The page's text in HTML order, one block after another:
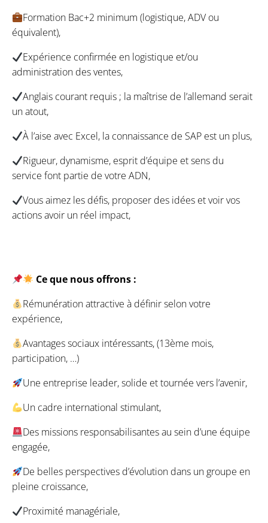
Formation Bac+2 minimum (logistique, ADV ou
équivalent),
Expérience confirmée en logistique et/ou
administration des ventes,
Anglais courant requis ; la maîtrise de l’allemand serait
un atout,
À l’aise avec Excel, la connaissance de SAP est un plus,
Rigueur, dynamisme, esprit d’équipe et sens du
service font partie de votre ADN,
Vous aimez les défis, proposer des idées et voir vos
actions avoir un réel impact,
Ce que nous offrons :
Rémunération attractive à définir selon votre
expérience,
Avantages sociaux intéressants, (13ème mois,
participation, …)
Une entreprise leader, solide et tournée vers l’avenir,
Un cadre international stimulant,
Des missions responsabilisantes au sein d’une équipe
engagée,
De belles perspectives d’évolution dans un groupe en
pleine croissance,
Proximité managériale,